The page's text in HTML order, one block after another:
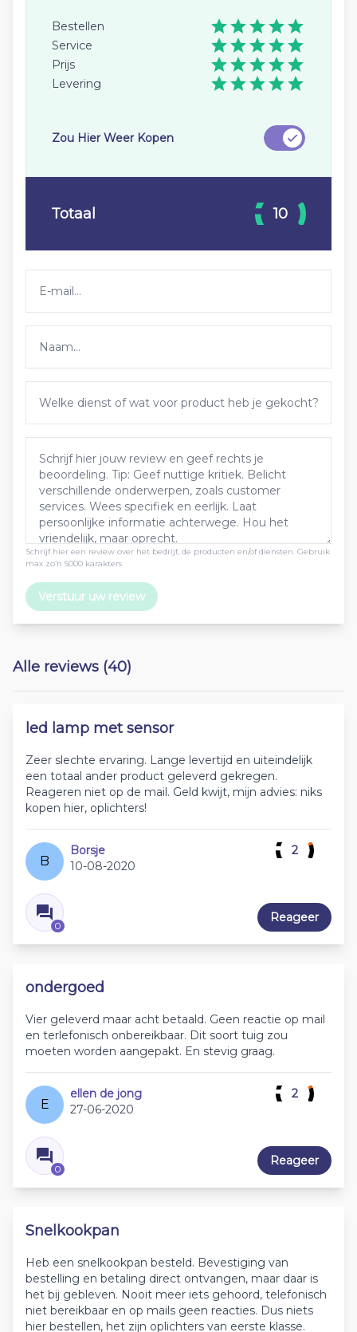
Schrijf hier een review over het bedrijf, de producten en/of diensten. Gebruik
max zo’n 5000 karakters
Verstuur uw review
Bestellen
Service
Prijs
Levering
Zou Hier Weer Kopen
Totaal 10
Alle reviews (40)
led lamp met sensor
Zeer slechte ervaring. Lange levertijd en uiteindelijk
een totaal ander product geleverd gekregen.
Reageren niet op de mail. Geld kwijt, mijn advies: niks
kopen hier, oplichters!
B
Borsje
10-08-2020
0
2
Reageer
ondergoed
Vier geleverd maar acht betaald. Geen reactie op mail
en terlefonisch onbereikbaar. Dit soort tuig zou
moeten worden aangepakt. En stevig graag.
E
ellen de jong
27-06-2020
0
2
Reageer
Snelkookpan
Heb een snelkookpan besteld. Bevestiging van
bestelling en betaling direct ontvangen, maar daar is
het bij gebleven. Nooit meer iets gehoord, telefonisch
niet bereikbaar en op mails geen reacties. Dus niets
hier bestellen, het zijn oplichters van eerste klasse.